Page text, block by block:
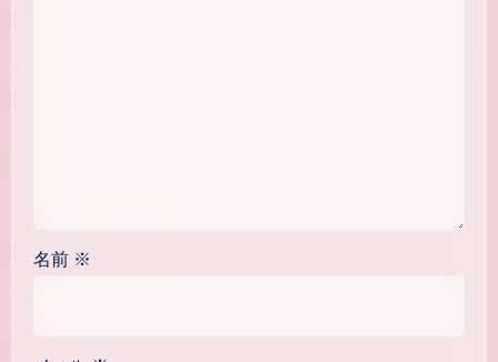
名前 ※